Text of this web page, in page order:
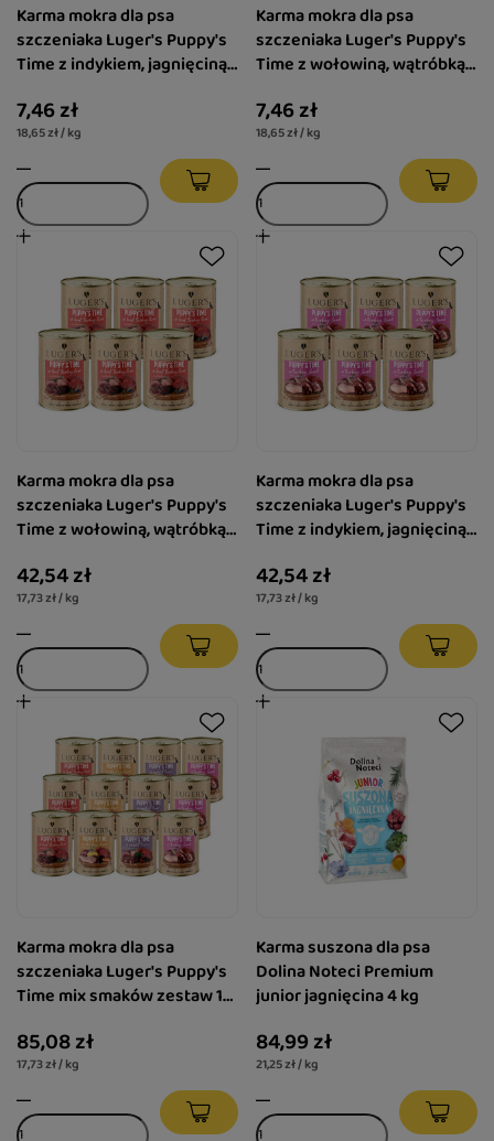
Karma mokra dla psa
szczeniaka Luger's Puppy's
Time z indykiem, jagnięciną i
7,46 zł
18,65 zł / kg
Karma mokra dla psa
szczeniaka Luger's Puppy's
Time z wołowiną, wątróbką z
7,46 zł
18,65 zł / kg
Karma mokra dla psa
szczeniaka Luger's Puppy's
Time z wołowiną, wątróbką z
400 g
42,54 zł
17,73 zł / kg
Karma mokra dla psa
szczeniaka Luger's Puppy's
Time z indykiem, jagnięciną i
42,54 zł
17,73 zł / kg
Karma mokra dla psa
szczeniaka Luger's Puppy's
Time mix smaków zestaw 12
85,08 zł
17,73 zł / kg
Karma suszona dla psa
Dolina Noteci Premium
junior jagnięcina 4 kg
84,99 zł
21,25 zł / kg